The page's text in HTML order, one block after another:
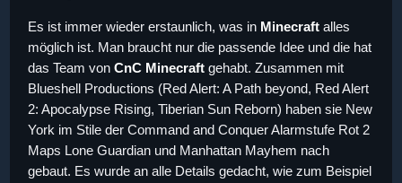
Es ist immer wieder erstaunlich, was in Minecraft alles
möglich ist. Man braucht nur die passende Idee und die hat
das Team von CnC Minecraft gehabt. Zusammen mit
Blueshell Productions (Red Alert: A Path beyond, Red Alert
2: Apocalypse Rising, Tiberian Sun Reborn) haben sie New
York im Stile der Command and Conquer Alarmstufe Rot 2
Maps Lone Guardian und Manhattan Mayhem nach
gebaut. Es wurde an alle Details gedacht, wie zum Beispiel